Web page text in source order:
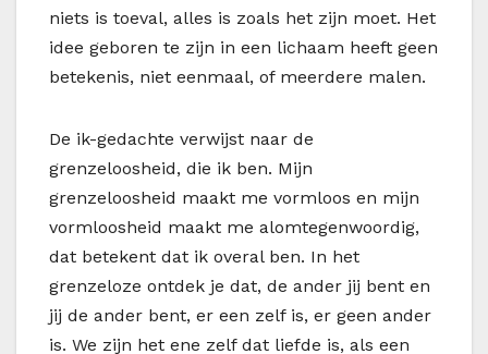
niets is toeval, alles is zoals het zijn moet. Het
idee geboren te zijn in een lichaam heeft geen
betekenis, niet eenmaal, of meerdere malen.
De ik-gedachte verwijst naar de
grenzeloosheid, die ik ben. Mijn
grenzeloosheid maakt me vormloos en mijn
vormloosheid maakt me alomtegenwoordig,
dat betekent dat ik overal ben. In het
grenzeloze ontdek je dat, de ander jij bent en
jij de ander bent, er een zelf is, er geen ander
is. We zijn het ene zelf dat liefde is, als een